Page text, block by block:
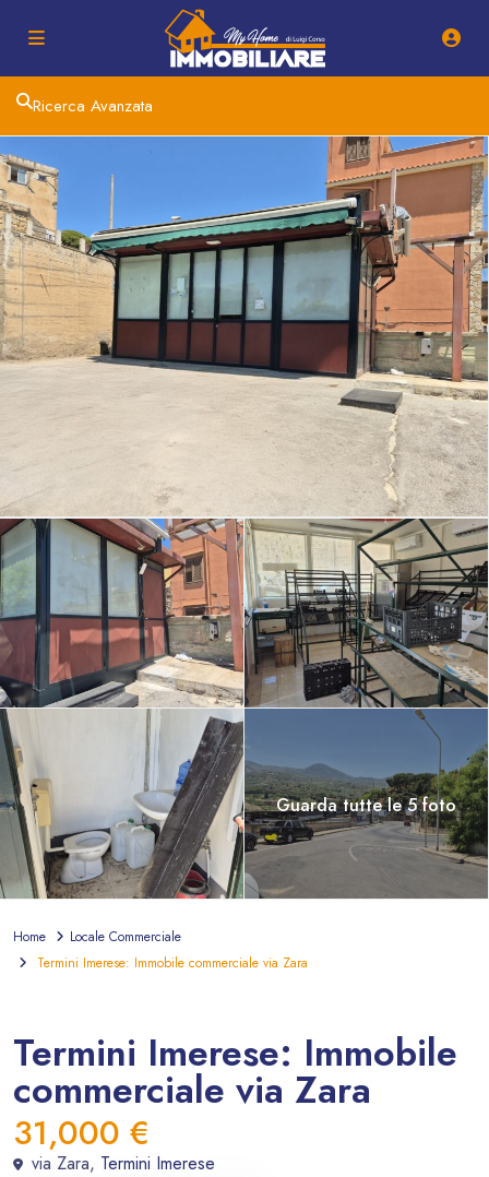
Ricerca Avanzata
Guarda tutte le 5 foto
Home
Locale Commerciale
Termini Imerese: Immobile commerciale via Zara
Termini Imerese: Immobile
commerciale via Zara
31,000 €
via Zara, Termini Imerese